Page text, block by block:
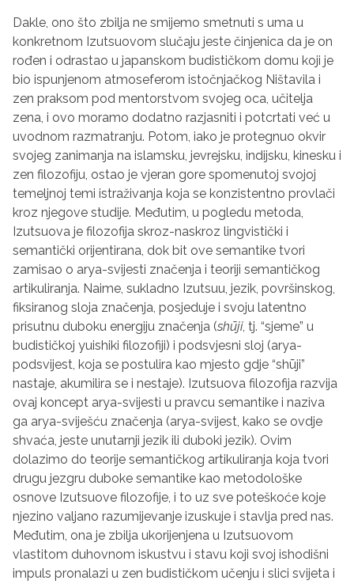
Dakle, ono što zbilja ne smijemo smetnuti s uma u
konkretnom Izutsuovom slučaju jeste činjenica da je on
rođen i odrastao u japanskom budističkom domu koji je
bio ispunjenom atmoseferom istočnjačkog Ništavila i
zen praksom pod mentorstvom svojeg oca, učitelja
zena, i ovo moramo dodatno razjasniti i potcrtati već u
uvodnom razmatranju. Potom, iako je protegnuo okvir
svojeg zanimanja na islamsku, jevrejsku, indijsku, kinesku i
zen filozofiju, ostao je vjeran gore spomenutoj svojoj
temeljnoj temi istraživanja koja se konzistentno provlači
kroz njegove studije. Međutim, u pogledu metoda,
Izutsuova je filozofija skroz-naskroz lingvistički i
semantički orijentirana, dok bit ove semantike tvori
zamisao o arya-svijesti značenja i teoriji semantičkog
artikuliranja. Naime, sukladno Izutsuu, jezik, površinskog,
fiksiranog sloja značenja, posjeduje i svoju latentno
prisutnu duboku energiju značenja (shūji, tj. “sjeme” u
budističkoj yuishiki filozofiji) i podsvjesni sloj (arya-
podsvijest, koja se postulira kao mjesto gdje “shūji”
nastaje, akumilira se i nestaje). Izutsuova filozofija razvija
ovaj koncept arya-svijesti u pravcu semantike i naziva
ga arya-sviješću značenja (arya-svijest, kako se ovdje
shvaća, jeste unutarnji jezik ili duboki jezik). Ovim
dolazimo do teorije semantičkog artikuliranja koja tvori
drugu jezgru duboke semantike kao metodološke
osnove Izutsuove filozofije, i to uz sve poteškoće koje
njezino valjano razumijevanje izuskuje i stavlja pred nas.
Međutim, ona je zbilja ukorijenjena u Izutsuovom
vlastitom duhovnom iskustvu i stavu koji svoj ishodišni
impuls pronalazi u zen budističkom učenju i slici svijeta i